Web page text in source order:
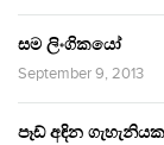
සම ලිංගිකයෝ
September 9, 2013
පෑඩ් අඳින